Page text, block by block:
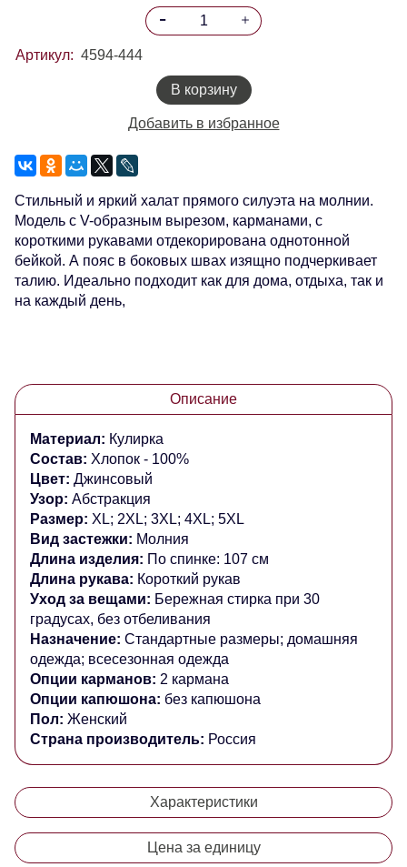
Артикул: 4594-444
В корзину
Добавить в избранное
Стильный и яркий халат прямого силуэта на молнии.
Модель с V-образным вырезом, карманами, с
короткими рукавами отдекорирована однотонной
бейкой. А пояс в боковых швах изящно подчеркивает
талию. Идеально подходит как для дома, отдыха, так и
на каждый день,
Описание
Материал: Кулирка
Состав: Хлопок - 100%
Цвет: Джинсовый
Узор: Абстракция
Размер: XL; 2XL; 3XL; 4XL; 5XL
Вид застежки: Молния
Длина изделия: По спинке: 107 см
Длина рукава: Короткий рукав
Уход за вещами: Бережная стирка при 30
градусах, без отбеливания
Назначение: Стандартные размеры; домашняя
одежда; всесезонная одежда
Опции карманов: 2 кармана
Опции капюшона: без капюшона
Пол: Женский
Страна производитель: Россия
Характеристики
Цена за единицу